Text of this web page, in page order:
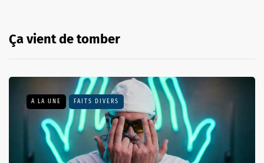
Ça vient de tomber
A LA UNE FAITS DIVERS